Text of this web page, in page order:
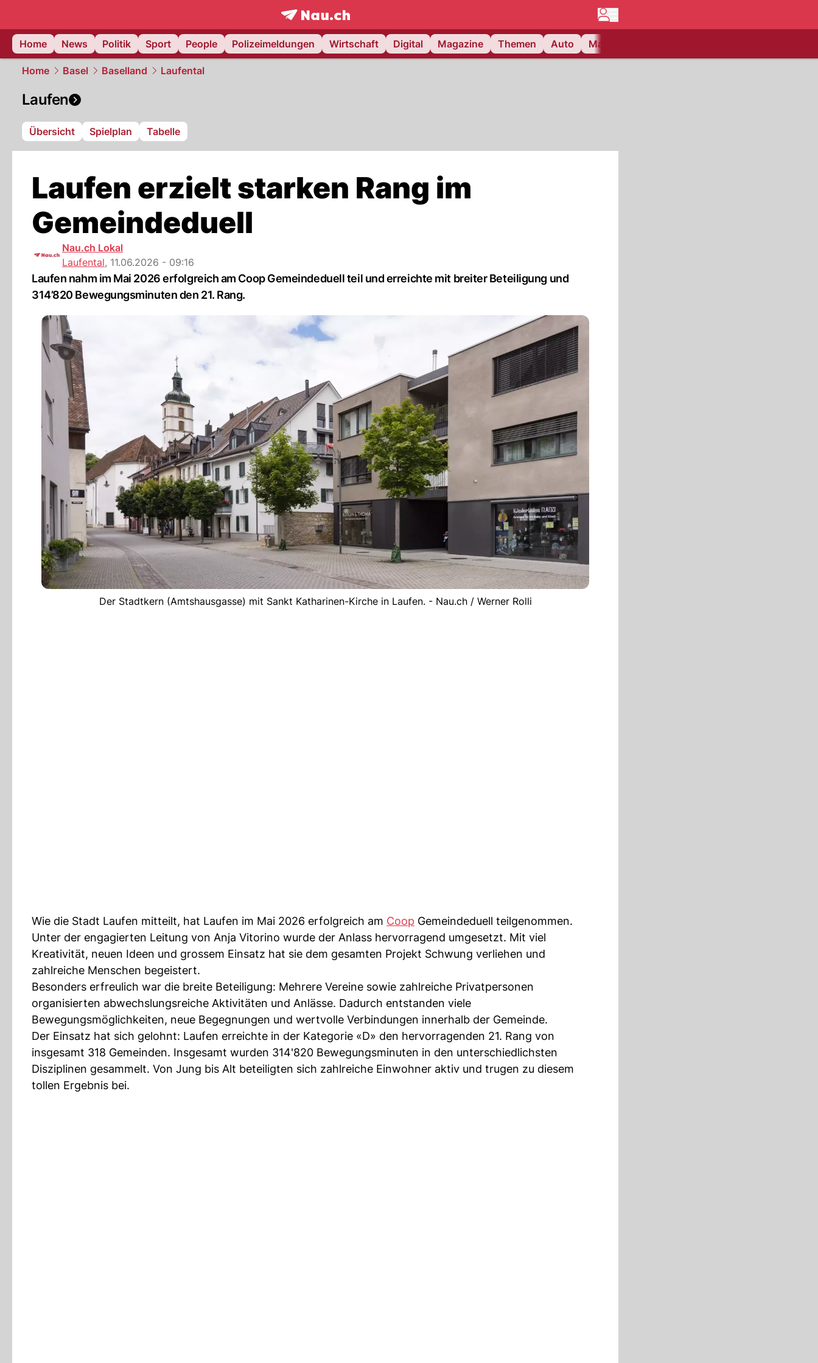
frontpage.NAU.ch
Home
News Politik Sport People Polizeimeldungen Wirtschaft Digital Magazine Themen Auto Matchcenter
Home Basel Baselland Laufental
Laufen
Übersicht Spielplan Tabelle
Laufen erzielt starken Rang im
Gemeindeduell
Nau.ch Lokal
Laufental, 11.06.2026 - 09:16
Laufen nahm im Mai 2026 erfolgreich am Coop Gemeindeduell teil und erreichte mit breiter Beteiligung und
314’820 Bewegungsminuten den 21. Rang.
Der Stadtkern (Amtshausgasse) mit Sankt Katharinen-Kirche in Laufen. - Nau.ch / Werner Rolli
Wie die Stadt Laufen mitteilt, hat Laufen im Mai 2026 erfolgreich am Coop Gemeindeduell teilgenommen.
Unter der engagierten Leitung von Anja Vitorino wurde der Anlass hervorragend umgesetzt. Mit viel
Kreativität, neuen Ideen und grossem Einsatz hat sie dem gesamten Projekt Schwung verliehen und
zahlreiche Menschen begeistert.
Besonders erfreulich war die breite Beteiligung: Mehrere Vereine sowie zahlreiche Privatpersonen
organisierten abwechslungsreiche Aktivitäten und Anlässe. Dadurch entstanden viele
Bewegungsmöglichkeiten, neue Begegnungen und wertvolle Verbindungen innerhalb der Gemeinde.
Der Einsatz hat sich gelohnt: Laufen erreichte in der Kategorie «D» den hervorragenden 21. Rang von
insgesamt 318 Gemeinden. Insgesamt wurden 314'820 Bewegungsminuten in den unterschiedlichsten
Disziplinen gesammelt. Von Jung bis Alt beteiligten sich zahlreiche Einwohner aktiv und trugen zu diesem
tollen Ergebnis bei.